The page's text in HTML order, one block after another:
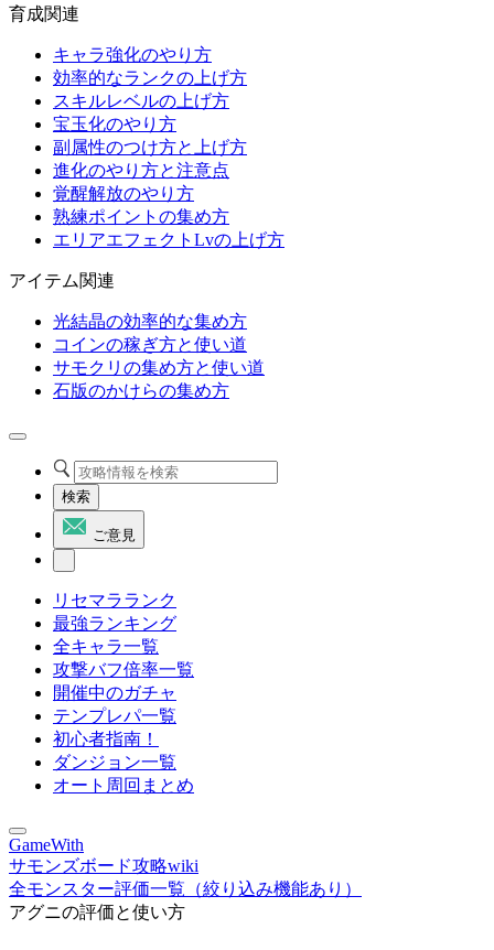
育成関連
キャラ強化のやり方
効率的なランクの上げ方
スキルレベルの上げ方
宝玉化のやり方
副属性のつけ方と上げ方
進化のやり方と注意点
覚醒解放のやり方
熟練ポイントの集め方
エリアエフェクトLvの上げ方
アイテム関連
光結晶の効率的な集め方
コインの稼ぎ方と使い道
サモクリの集め方と使い道
石版のかけらの集め方
検索
ご意見
リセマラランク
最強ランキング
全キャラ一覧
攻撃バフ倍率一覧
開催中のガチャ
テンプレパ一覧
初心者指南！
ダンジョン一覧
オート周回まとめ
GameWith
サモンズボード攻略wiki
全モンスター評価一覧（絞り込み機能あり）
アグニの評価と使い方